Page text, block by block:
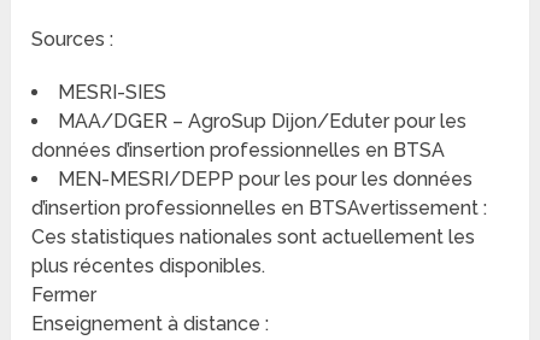
Sources :
MESRI-SIES
MAA/DGER – AgroSup Dijon/Eduter pour les
données d’insertion professionnelles en BTSA
MEN-MESRI/DEPP pour les pour les données
d’insertion professionnelles en BTSAvertissement :
Ces statistiques nationales sont actuellement les
plus récentes disponibles.
Fermer
Enseignement à distance :